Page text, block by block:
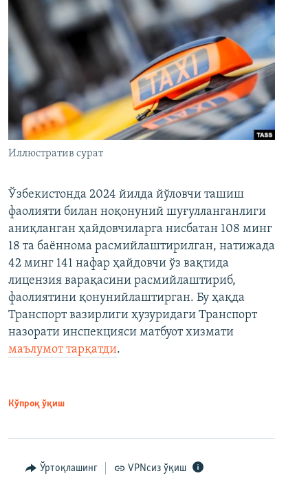
Иллюстратив сурат
Ўзбекистонда 2024 йилда йўловчи ташиш
фаолияти билан ноқонуний шуғулланганлиги
аниқланган ҳайдовчиларга нисбатан 108 минг
18 та баённома расмийлаштирилган, натижада
42 минг 141 нафар ҳайдовчи ўз вақтида
лицензия варақасини расмийлаштириб,
фаолиятини қонунийлаштирган. Бу ҳақда
Транспорт вазирлиги ҳузуридаги Транспорт
назорати инспекцияси матбуот хизмати
маълумот тарқатди.
Кўпроқ ўқиш
Ўртоқлашинг VPNсиз ўқиш